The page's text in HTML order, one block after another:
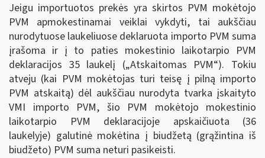
Jeigu importuotos prekės yra skirtos PVM mokėtojo
PVM apmokestinamai veiklai vykdyti, tai aukščiau
nurodytuose laukeliuose deklaruota importo PVM suma
įrašoma ir į to paties mokestinio laikotarpio PVM
deklaracijos 35 laukelį („Atskaitomas PVM“). Tokiu
atveju (kai PVM mokėtojas turi teisę į pilną importo
PVM atskaitą) dėl aukščiau nurodyta tvarka įskaityto
VMI importo PVM, šio PVM mokėtojo mokestinio
laikotarpio PVM deklaracijoje apskaičiuota (36
laukelyje) galutinė mokėtina į biudžetą (grąžintina iš
biudžeto) PVM suma neturi pasikeisti.